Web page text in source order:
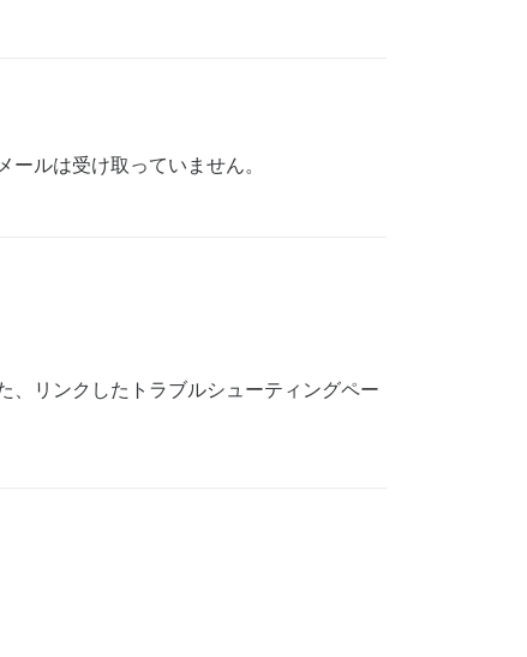
ルは受け取っていません。
、リンクしたトラブルシューティングペー